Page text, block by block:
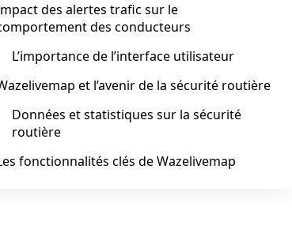
des alertes trafic sur le
des conducteurs
L’importance de l’interface utilisateur
et l’avenir de la sécurité routière
Données et statistiques sur la sécurité
routière
fonctionnalités clés de Wazelivemap